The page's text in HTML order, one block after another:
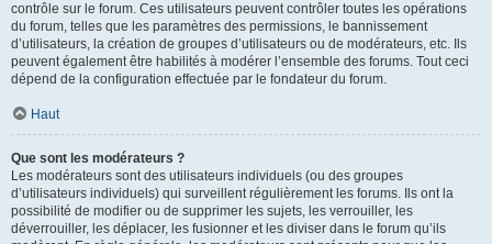
contrôle sur le forum. Ces utilisateurs peuvent contrôler toutes les opérations
du forum, telles que les paramètres des permissions, le bannissement
d’utilisateurs, la création de groupes d’utilisateurs ou de modérateurs, etc. Ils
peuvent également être habilités à modérer l’ensemble des forums. Tout ceci
dépend de la configuration effectuée par le fondateur du forum.
Haut
Que sont les modérateurs ?
Les modérateurs sont des utilisateurs individuels (ou des groupes
d’utilisateurs individuels) qui surveillent régulièrement les forums. Ils ont la
possibilité de modifier ou de supprimer les sujets, les verrouiller, les
déverrouiller, les déplacer, les fusionner et les diviser dans le forum qu’ils